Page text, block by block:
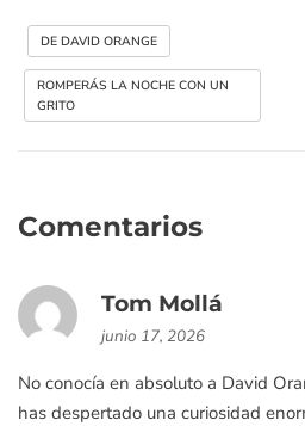
DE DAVID ORANGE
ROMPERÁS LA NOCHE CON UN
GRITO
Comentarios
Tom Mollá
junio 17, 2026
No conocía en absoluto a David
has despertado una curiosidad